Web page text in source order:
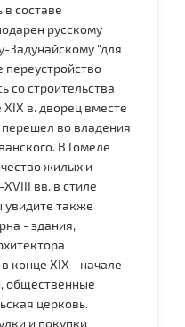
в составе
русскому
Задунайскому “для
переустройство
со строительства
в. дворец вместе
перешел во владения
В Гомеле
жилых и
вв. в стиле
увидите также
- здания,
конце XIX - начале
общественные
церковь.
и покупки